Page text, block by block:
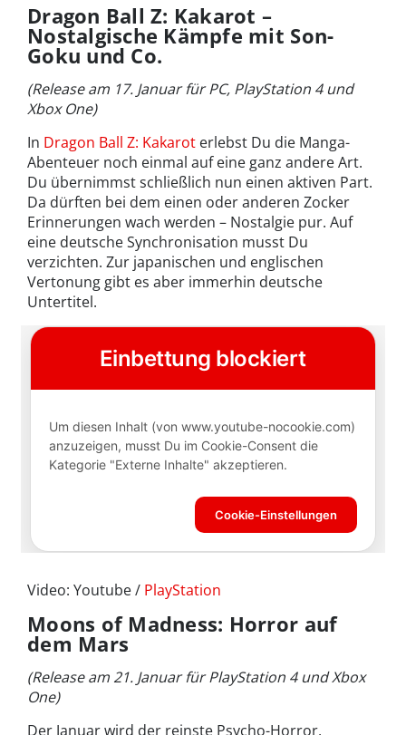
Dragon Ball Z: Kakarot –
Nostalgische Kämpfe mit Son-
Goku und Co.
(Release am 17. Januar für PC, PlayStation 4 und
Xbox One)
In Dragon Ball Z: Kakarot erlebst Du die Manga-
Abenteuer noch einmal auf eine ganz andere Art.
Du übernimmst schließlich nun einen aktiven Part.
Da dürften bei dem einen oder anderen Zocker
Erinnerungen wach werden – Nostalgie pur. Auf
eine deutsche Synchronisation musst Du
verzichten. Zur japanischen und englischen
Vertonung gibt es aber immerhin deutsche
Untertitel.
Video: Youtube / PlayStation
Moons of Madness: Horror auf
dem Mars
(Release am 21. Januar für PlayStation 4 und Xbox
One)
Der Januar wird der reinste Psycho-Horror,